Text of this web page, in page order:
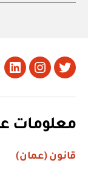
تويتر Instagram
معلومات
قانون (عمان)